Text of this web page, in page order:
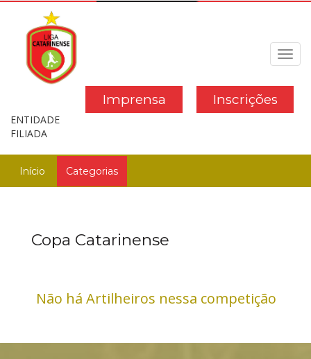
Inscrições
Imprensa
ENTIDADE
FILIADA
Início Categorias
Copa Catarinense
Não há Artilheiros nessa competição